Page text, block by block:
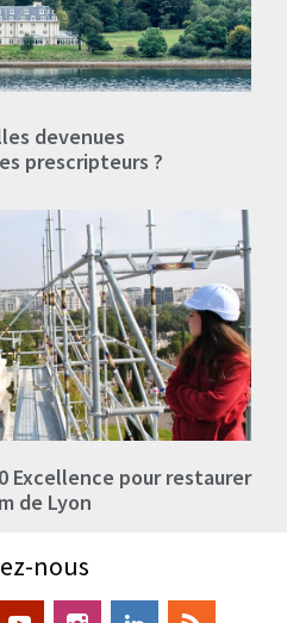
devenues
prescripteurs ?
Excellence pour restaurer
de Lyon
nous